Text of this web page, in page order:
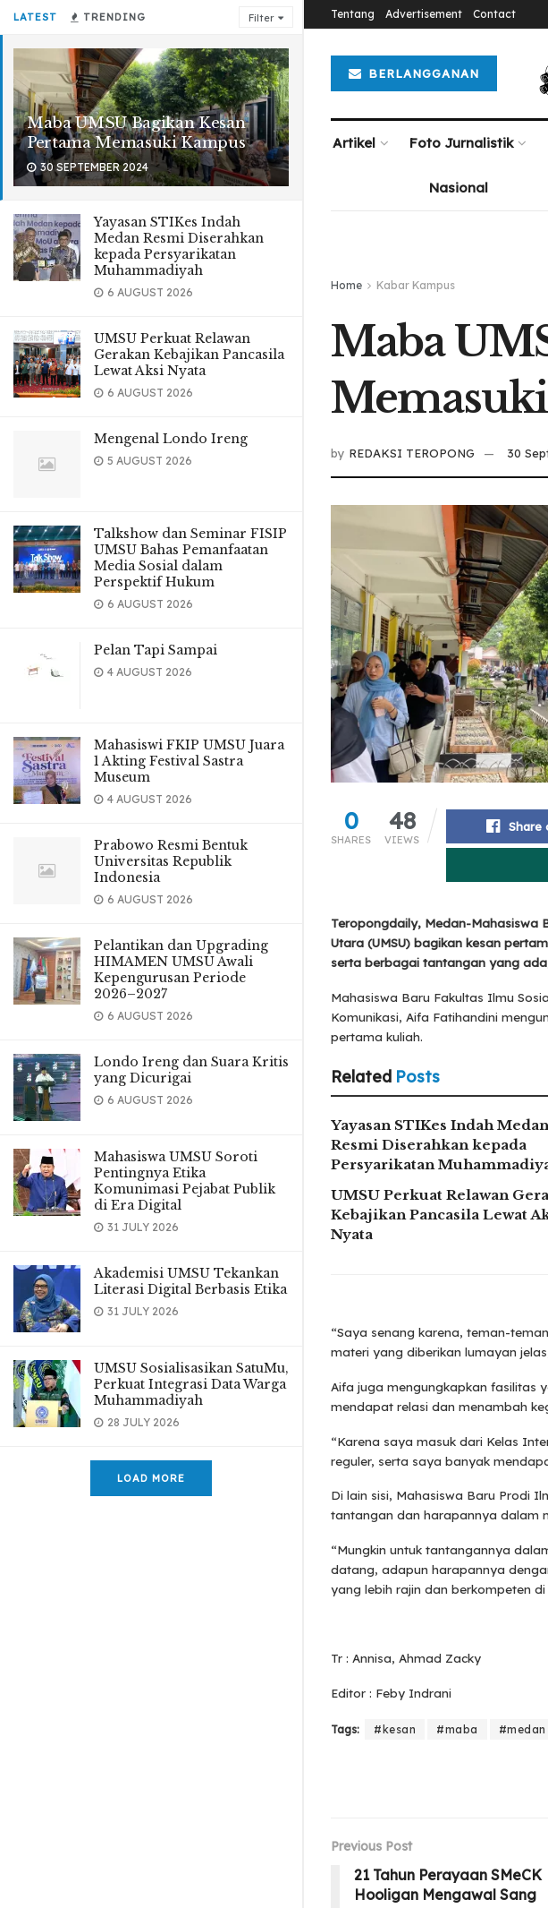
LATEST TRENDING Filter
Maba UMSU Bagikan Kesan
Pertama Memasuki Kampus
30 SEPTEMBER 2024
Yayasan STIKes Indah
Medan Resmi Diserahkan
kepada Persyarikatan
Muhammadiyah
6 AUGUST 2026
UMSU Perkuat Relawan
Gerakan Kebajikan Pancasila
Lewat Aksi Nyata
6 AUGUST 2026
Mengenal Londo Ireng
5 AUGUST 2026
Talkshow dan Seminar FISIP
UMSU Bahas Pemanfaatan
Media Sosial dalam
Perspektif Hukum
6 AUGUST 2026
Pelan Tapi Sampai
4 AUGUST 2026
Mahasiswi FKIP UMSU Juara
1 Akting Festival Sastra
Museum
4 AUGUST 2026
Prabowo Resmi Bentuk
Universitas Republik
Indonesia
6 AUGUST 2026
Pelantikan dan Upgrading
HIMAMEN UMSU Awali
Kepengurusan Periode
2026–2027
6 AUGUST 2026
Londo Ireng dan Suara Kritis
yang Dicurigai
6 AUGUST 2026
Mahasiswa UMSU Soroti
Pentingnya Etika
Komunimasi Pejabat Publik
di Era Digital
31 JULY 2026
Akademisi UMSU Tekankan
Literasi Digital Berbasis Etika
31 JULY 2026
UMSU Sosialisasikan SatuMu,
Perkuat Integrasi Data Warga
Muhammadiyah
28 JULY 2026
LOAD MORE
Tentang Advertisement Contact
BERLANGGANAN
Artikel Foto Jurnalistik
Nasional
Home Kabar Kampus
Maba
by REDAKSI TEROPONG 30
0
SHARES
48
VIEWS
Share
Teropongdaily, Medan-Mahasiswa
Utara (UMSU) bagikan kesan
serta berbagai tantangan yang
Mahasiswa Baru Fakultas Ilmu
Komunikasi, Aifa Fatihandini
pertama kuliah.
Related Posts
Yayasan STIKes Indah Medan
Resmi Diserahkan kepada
Persyarikatan
UMSU Perkuat Relawan
Kebajikan Pancasila Lewat
Nyata
“Saya senang karena, teman-
materi yang diberikan lumayan
Aifa juga mengungkapkan fasilitas
mendapat relasi dan menambah
“Karena saya masuk dari Kelas
reguler, serta saya banyak
Di lain sisi, Mahasiswa Baru Prodi
tantangan dan harapannya dalam
“Mungkin untuk tantangannya
datang, adapun harapannya
yang lebih rajin dan berkompeten di
Tr : Annisa, Ahmad Zacky
Editor : Feby Indrani
Tags: #kesan #maba #medan
Previous Post
21 Tahun Perayaan SMeCK
Hooligan Mengawal Sang